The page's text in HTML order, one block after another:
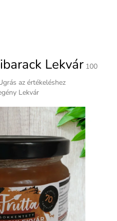
Lekvár 100
az értékeléshez
Lekvár